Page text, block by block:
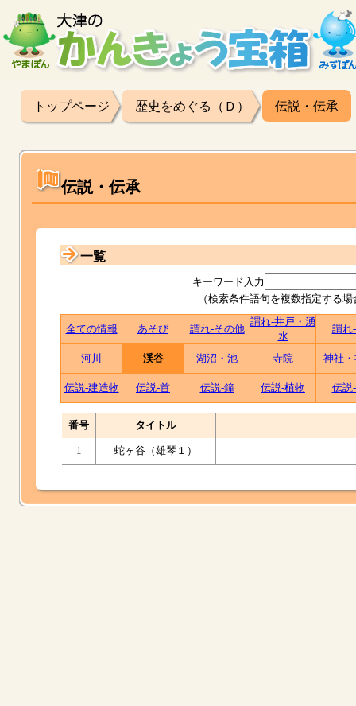
トップページ 歴史をめぐる（Ｄ） 伝説・伝承
伝説・伝承
一覧
キーワード入力
（検索条件語句を複数指定する
全ての情報 あそび 謂れ-その他
謂れ-井戸・湧
水
謂れ
河川 渓谷 湖沼・池 寺院 神社
伝説-建造物 伝説-首 伝説-鐘 伝説-植物 伝説
番号 タイトル
1 蛇ヶ谷（雄琴１）